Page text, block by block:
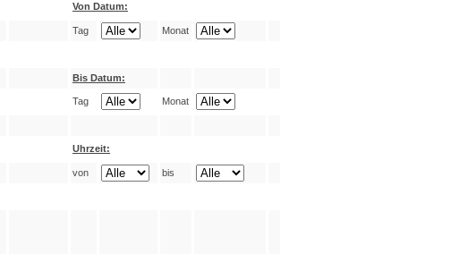
Von Datum:
Tag Monat
Bis Datum:
Tag Monat
Uhrzeit:
von bis